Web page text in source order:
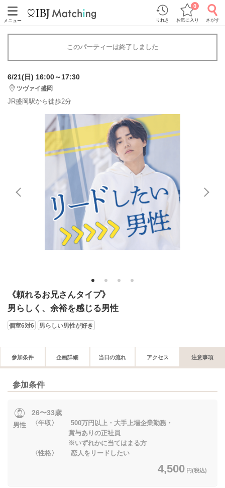
メニュー りれき お気に入り
0
さがす
このパーティーは終了しました
6/21(日) 16:00～17:30
ツヴァイ盛岡
JR盛岡駅から徒歩2分
1 2 3 4
《頼れるお兄さんタイプ》
男らしく、余裕を感じる男性
個室6対6 男らしい男性が好き
参加条件 企画詳細 当日の流れ アクセス 注意事項
参加条件
男性
26〜33歳
〈年収〉 500万円以上・大手上場企業勤務・
賞与ありの正社員
※いずれかに当てはまる方
〈性格〉 恋人をリードしたい
4,500 円(税込)